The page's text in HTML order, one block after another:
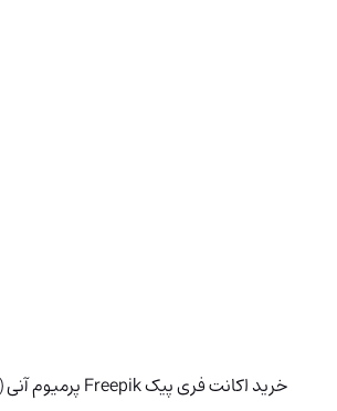
خرید اکانت فری پیک Freepik پرمیوم آنی (با 93% تخفیف)